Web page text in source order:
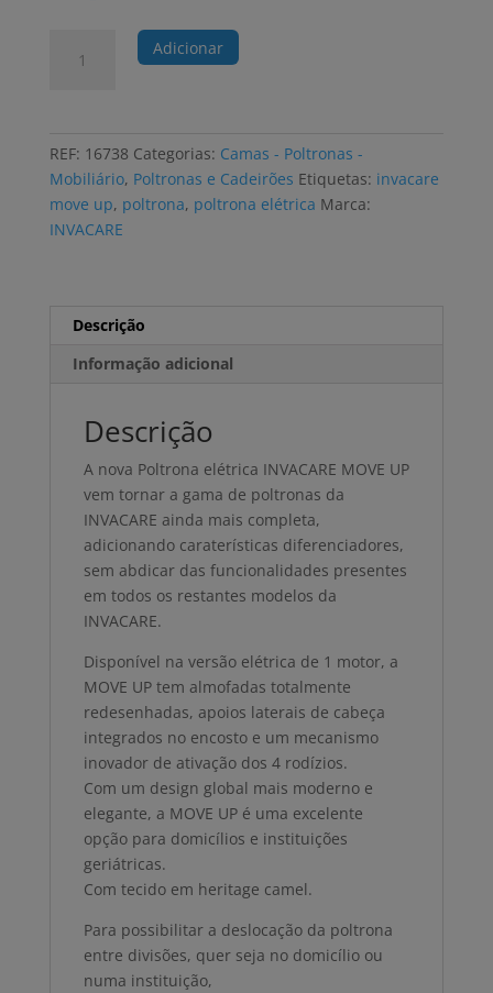
MOVE
heritage
Adicionar
REF: 16738 Categorias: Camas - Poltronas -
Mobiliário, Poltronas e Cadeirões Etiquetas: invacare
move up, poltrona, poltrona elétrica Marca:
INVACARE
Descrição
Informação adicional
Descrição
A nova Poltrona elétrica INVACARE MOVE UP
vem tornar a gama de poltronas da
INVACARE ainda mais completa,
adicionando caraterísticas diferenciadores,
sem abdicar das funcionalidades presentes
em todos os restantes modelos da
INVACARE.
Disponível na versão elétrica de 1 motor, a
MOVE UP tem almofadas totalmente
redesenhadas, apoios laterais de cabeça
integrados no encosto e um mecanismo
inovador de ativação dos 4 rodízios.
Com um design global mais moderno e
elegante, a MOVE UP é uma excelente
opção para domicílios e instituições
geriátricas.
Com tecido em heritage camel.
Para possibilitar a deslocação da poltrona
entre divisões, quer seja no domicílio ou
numa instituição,